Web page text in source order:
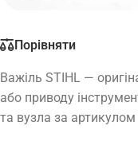
Порівняти
Важіль STIHL —
або приводу
та вузла за